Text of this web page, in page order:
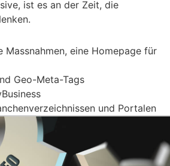
ist es an der Zeit, die
eine Homepage für
Geo-Meta-Tags
und Portalen